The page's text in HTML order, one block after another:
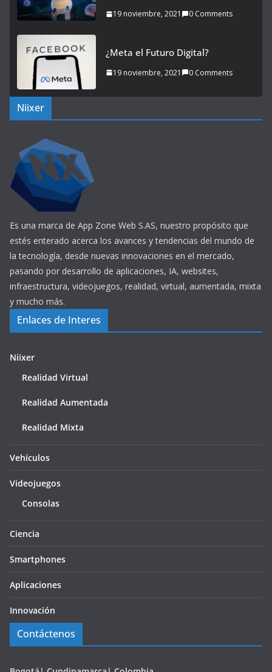
19 noviembre, 2021 0 Comments
¿Meta el Futuro Digital?
19 noviembre, 2021 0 Comments
Niixer
Es una marca de App Zone Web S.AS, nuestro propósito que
estés enterado acerca los avances y tendencias del mundo de
la tecnología, desde nuevas innovaciones en el mercado,
pasando por desarrollo de aplicaciones, IA, websites,
infraestructura, videojuegos, realidad, virtual, aumentada, mixta
y mucho más.
Enlaces de Interes
Niixer
Realidad Virtual
Realidad Aumentada
Realidad Mixta
Vehículos
Videojuegos
Consolas
Ciencia
Smartphones
Aplicaciones
Innovación
Contáctenos